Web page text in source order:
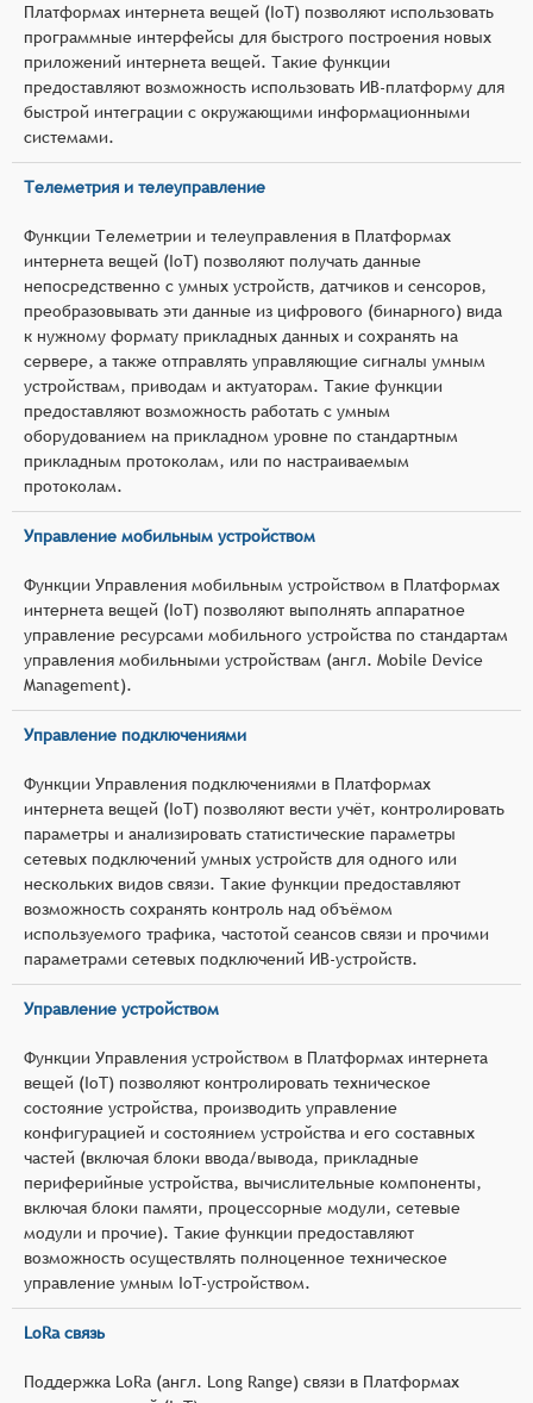
Платформах интернета вещей (IoT) позволяют использовать
программные интерфейсы для быстрого построения новых
приложений интернета вещей. Такие функции
предоставляют возможность использовать ИВ-платформу для
быстрой интеграции с окружающими информационными
системами.
Телеметрия и телеуправление
Функции Телеметрии и телеуправления в Платформах
интернета вещей (IoT) позволяют получать данные
непосредственно с умных устройств, датчиков и сенсоров,
преобразовывать эти данные из цифрового (бинарного) вида
к нужному формату прикладных данных и сохранять на
сервере, а также отправлять управляющие сигналы умным
устройствам, приводам и актуаторам. Такие функции
предоставляют возможность работать с умным
оборудованием на прикладном уровне по стандартным
прикладным протоколам, или по настраиваемым
протоколам.
Управление мобильным устройством
Функции Управления мобильным устройством в Платформах
интернета вещей (IoT) позволяют выполнять аппаратное
управление ресурсами мобильного устройства по стандартам
управления мобильными устройствам (англ. Mobile Device
Management).
Управление подключениями
Функции Управления подключениями в Платформах
интернета вещей (IoT) позволяют вести учёт, контролировать
параметры и анализировать статистические параметры
сетевых подключений умных устройств для одного или
нескольких видов связи. Такие функции предоставляют
возможность сохранять контроль над объёмом
используемого трафика, частотой сеансов связи и прочими
параметрами сетевых подключений ИВ-устройств.
Управление устройством
Функции Управления устройством в Платформах интернета
вещей (IoT) позволяют контролировать техническое
состояние устройства, производить управление
конфигурацией и состоянием устройства и его составных
частей (включая блоки ввода/вывода, прикладные
периферийные устройства, вычислительные компоненты,
включая блоки памяти, процессорные модули, сетевые
модули и прочие). Такие функции предоставляют
возможность осуществлять полноценное техническое
управление умным IoT-устройством.
LoRa связь
Поддержка LoRa (англ. Long Range) связи в Платформах